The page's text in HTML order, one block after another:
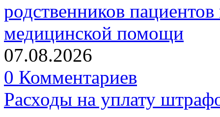
родственников
медицинской помощи
07.08.2026
0 Комментариев
Расходы на уплату